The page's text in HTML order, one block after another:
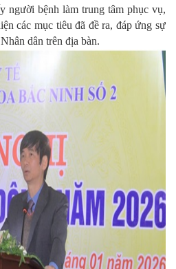
người bệnh làm trung tâm phục vụ,
các mục tiêu đã đề ra, đáp ứng sự
dân trên địa bàn.